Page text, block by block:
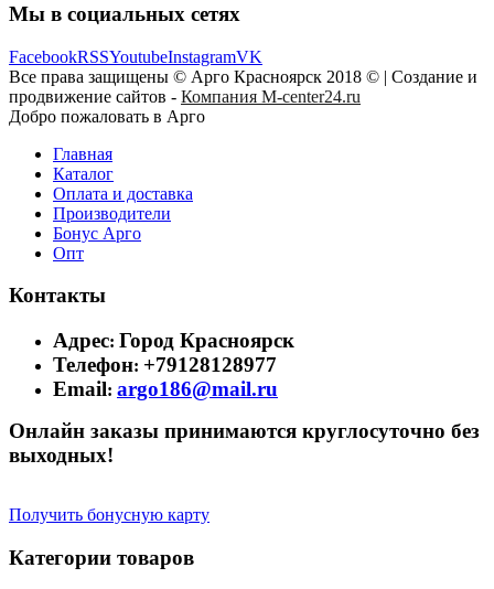
Мы в социальных сетях
FacebookRSSYoutubeInstagramVK
Все права защищены © Арго Красноярск 2018 © | Создание и
продвижение сайтов - Компания M-center24.ru
Добро пожаловать в Арго
Главная
Каталог
Оплата и доставка
Производители
Бонус Арго
Опт
Контакты
Адрес: Город Красноярск
Телефон: +79128128977
Email: argo186@mail.ru
Онлайн заказы принимаются круглосуточно без
выходных!
Получить бонусную карту
Категории товаров